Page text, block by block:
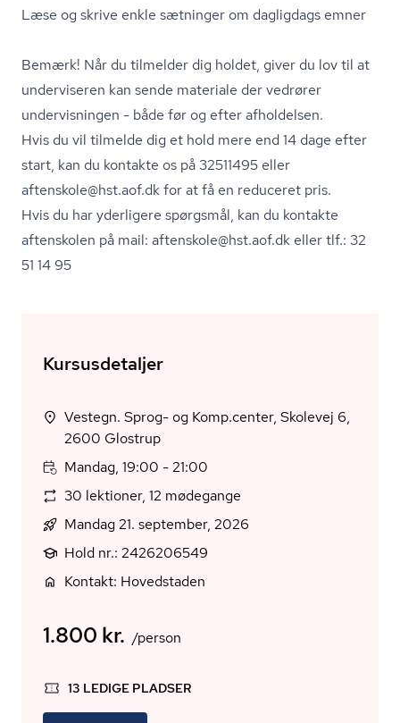
Læse og skrive enkle sætninger om dagligdags emner
Bemærk! Når du tilmelder dig holdet, giver du lov til at
underviseren kan sende materiale der vedrører
undervisningen - både før og efter afholdelsen.
Hvis du vil tilmelde dig et hold mere end 14 dage efter
start, kan du kontakte os på 32511495 eller
aftenskole@hst.aof.dk for at få en reduceret pris.
Hvis du har yderligere spørgsmål, kan du kontakte
aftenskolen på mail: aftenskole@hst.aof.dk eller tlf.: 32
51 14 95
Kursusdetaljer
Vestegn. Sprog- og Komp.center, Skolevej 6,
2600 Glostrup
Mandag, 19:00 - 21:00
30 lektioner, 12 mødegange
Mandag 21. september, 2026
Hold nr.: 2426206549
Kontakt: Hovedstaden
1.800 kr. /person
13 LEDIGE PLADSER